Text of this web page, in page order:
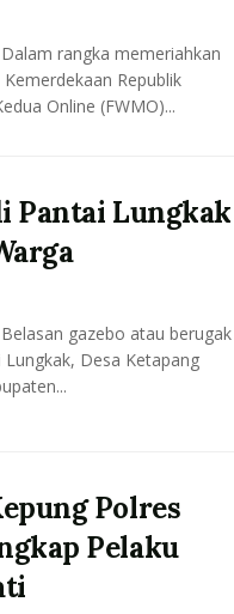
rangka memeriahkan
Republik
Online (FWMO)...
Pantai Lungkak
gazebo atau berugak
Desa Ketapang
Polres
Pelaku